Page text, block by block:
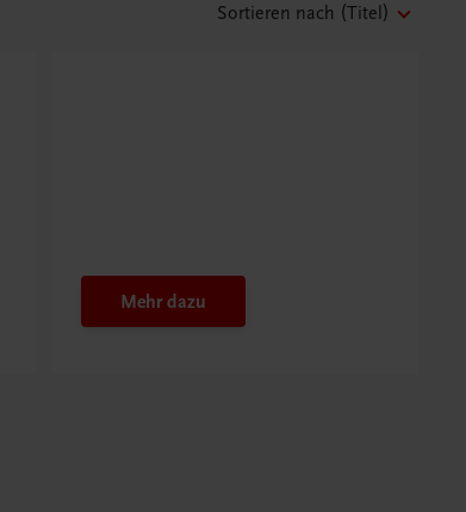
Sortieren nach (Titel)
Mehr dazu